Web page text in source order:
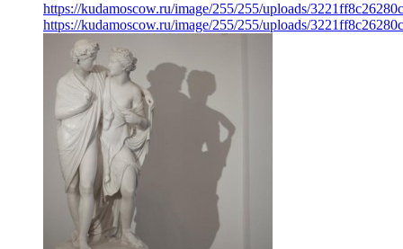
https://kudamoscow.ru/image/255/255/uploads/
https://kudamoscow.ru/image/255/255/uploads/